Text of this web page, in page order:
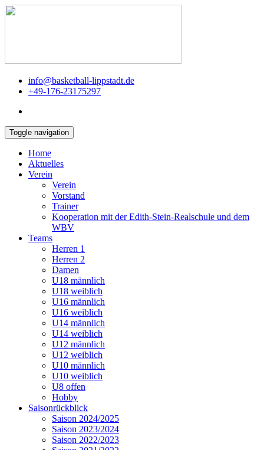
info@basketball-lippstadt.de
+49-176-23175297
Toggle navigation
Home
Aktuelles
Verein
Verein
Vorstand
Trainer
Kooperation mit der Edith-Stein-Realschule und dem
WBV
Teams
Herren 1
Herren 2
Damen
U18 männlich
U18 weiblich
U16 männlich
U16 weiblich
U14 männlich
U14 weiblich
U12 männlich
U12 weiblich
U10 männlich
U10 weiblich
U8 offen
Hobby
Saisonrückblick
Saison 2024/2025
Saison 2023/2024
Saison 2022/2023